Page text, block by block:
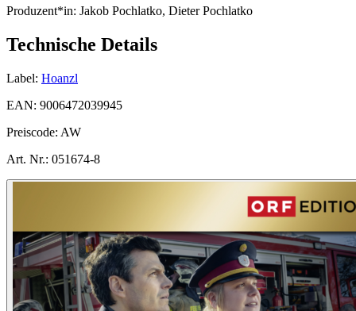
Produzent*in: Jakob Pochlatko, Dieter Pochlatko
Technische Details
Label: Hoanzl
EAN: 9006472039945
Preiscode: AW
Art. Nr.: 051674-8